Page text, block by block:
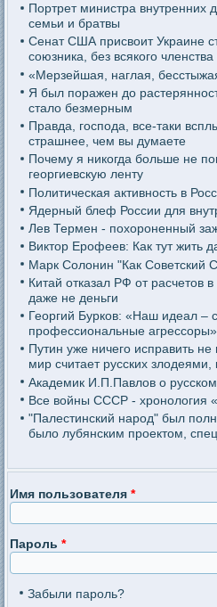
Портрет министра внутренних
семьи и братвы
Сенат США присвоит Украине
союзника, без всякого
«Мерзейшая, наглая,
Я был поражен до
стало безмерным
Правда, господа, все-таки
страшнее, чем вы думаете
Почему я никогда больше не
георгиевскую ленту
Политическая активность в
Ядерный блеф России для
Лев Термен - похороненный
Виктор Ерофеев: Как тут жить
Марк Солонин "Как Советский
Китай отказал РФ от расчетов
даже не деньги
Георгий Бурков: «Наш идеал –
профессиональные агрессоры»
Путин уже ничего исправить
мир считает русских злодеями,
Академик И.П.Павлов о
Все войны СССР - хронология
"Палестинский народ" был
было лубянским проектом,
Имя пользователя*
Пароль*
Забыли пароль?